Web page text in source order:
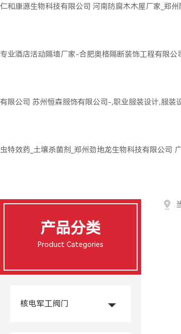
仁和康源生物科技有限公司 河南防腐木木屋厂家_郑
专业酒店活动隔墙厂家-合肥奥格隔断装饰工程有限公
有限公司 苏州恒森服饰有限公司-,职业服装设计,服装
虫特效药_土壤杀菌剂_郑州劲地龙生物科技有限公司
产品分类
Product Categories
核电军工阀门